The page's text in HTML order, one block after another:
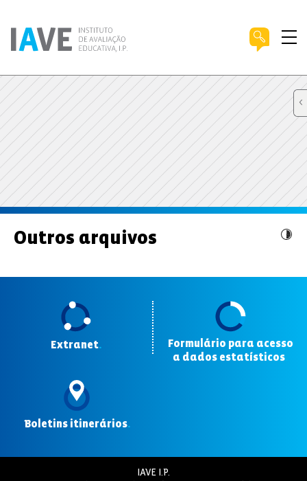
Outros arquivos
Extranet.
Formulário para acesso
a dados estatísticos
Boletins itinerários.
IAVE I.P.